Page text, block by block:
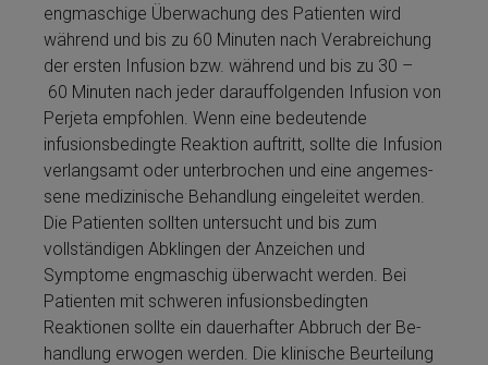
engmaschige Überwachung des Patienten wird
während und bis zu 60 Minuten nach Ver­ab­rei­chung
der ersten Infusion bzw. während und bis zu 30 –
60 Minuten nach jeder darauffolgenden Infusion von
Perjeta­ empfohlen. Wenn eine bedeutende
infusionsbedingte Reaktion auftritt, sollte die Infusion
verlangsamt oder unterbrochen und eine ange­mes­
sene me­di­zinische Be­handlung eingeleitet werden.
Die Patienten sollten untersucht und bis zum
vollständigen Abklingen der Anzeichen und
Symptome engmaschig überwacht werden. Bei
Patienten mit schweren infusionsbedingten
Reaktionen sollte ein dauerhafter Abbruch der Be­
handlung erwogen werden. Die klinische Beurteilung